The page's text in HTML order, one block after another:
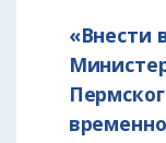
«Внести